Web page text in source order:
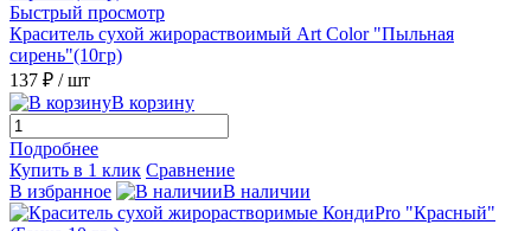
Быстрый просмотр
Краситель сухой жирораствоимый Art Color "Пыльная
сирень"(10гр)
137 ₽ / шт
В корзину
Подробнее
Купить в 1 клик Сравнение
В избранное
В наличии